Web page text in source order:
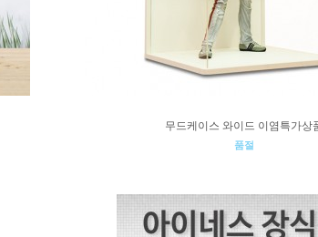
무드케이스 와이드 이염특가상
품절